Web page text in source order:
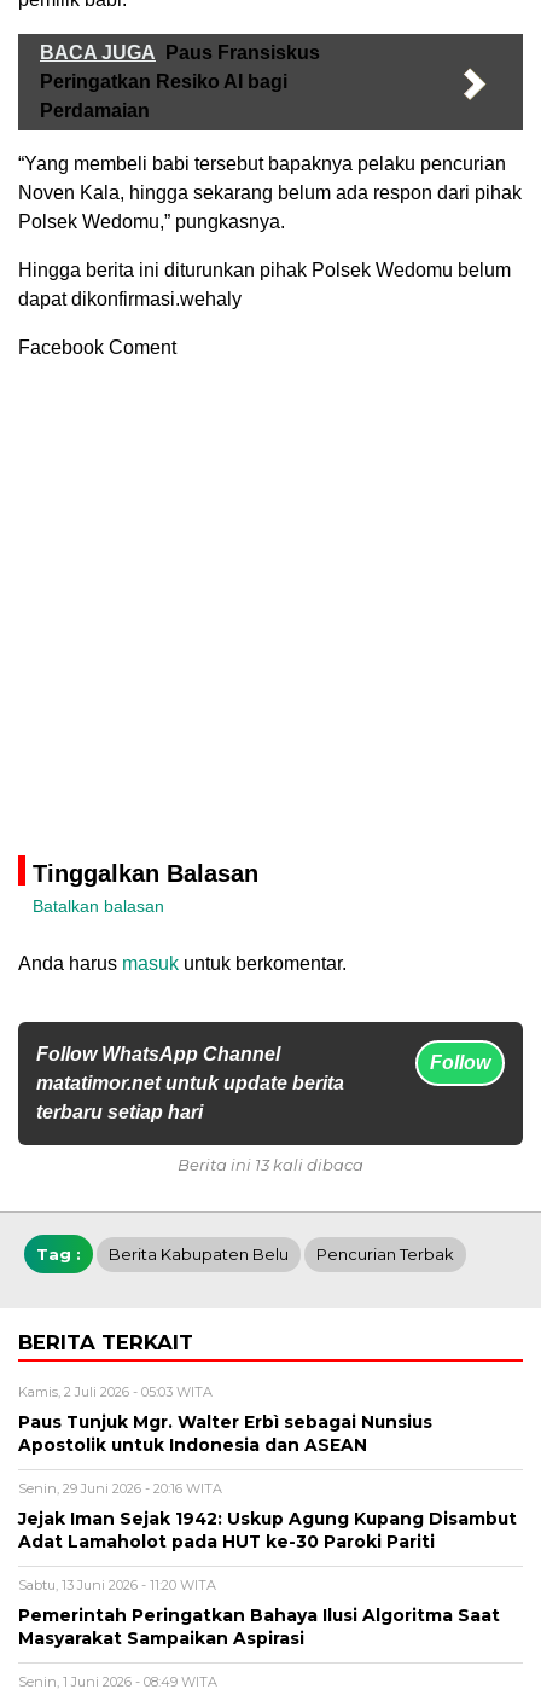
BACA JUGA
Paus Fransiskus
Peringatkan Resiko AI bagi
Perdamaian
“Yang membeli babi tersebut bapaknya pelaku pencurian
Noven Kala, hingga sekarang belum ada respon dari pihak
Polsek Wedomu,” pungkasnya.
Hingga berita ini diturunkan pihak Polsek Wedomu belum
dapat dikonfirmasi.wehaly
Facebook Coment
Tinggalkan Balasan
Batalkan balasan
Anda harus masuk untuk berkomentar.
Follow WhatsApp Channel
matatimor.net untuk update berita
terbaru setiap hari
Follow
Berita ini 13 kali dibaca
Tag : Berita Kabupaten Belu Pencurian Terbak
BERITA TERKAIT
Kamis, 2 Juli 2026 - 05:03 WITA
Paus Tunjuk Mgr. Walter Erbì sebagai Nunsius
Apostolik untuk Indonesia dan ASEAN
Senin, 29 Juni 2026 - 20:16 WITA
Jejak Iman Sejak 1942: Uskup Agung Kupang Disambut
Adat Lamaholot pada HUT ke-30 Paroki Pariti
Sabtu, 13 Juni 2026 - 11:20 WITA
Pemerintah Peringatkan Bahaya Ilusi Algoritma Saat
Masyarakat Sampaikan Aspirasi
Senin, 1 Juni 2026 - 08:49 WITA